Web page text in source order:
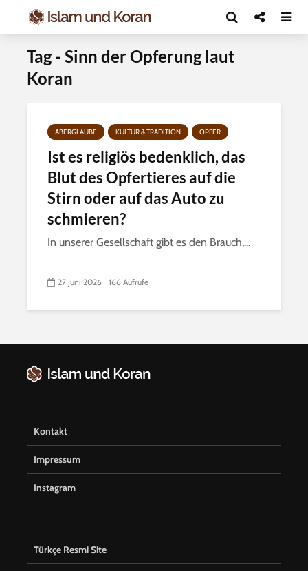
Tag - Sinn der Opferung laut
Koran
ABERGLAUBE KULTUR & TRADITION OPFER
Ist es religiös bedenklich, das
Blut des Opfertieres auf die
Stirn oder auf das Auto zu
schmieren?
In unserer Gesellschaft gibt es den Brauch,...
27 Juni 2026 166 Aufrufe
Kontakt
Impressum
Instagram
Türkçe Resmi Site